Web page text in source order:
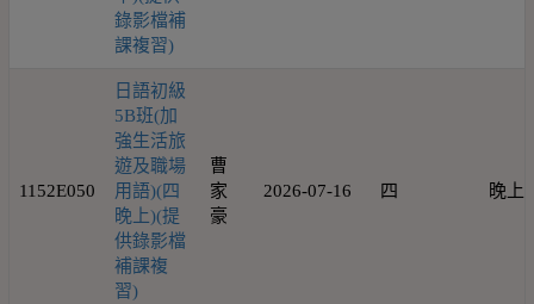
錄影檔補
課複習)
1152E050
日語初級
5B班(加
強生活旅
遊及職場
用語)(四
晚上)(提
供錄影檔
補課複
習)
曹
家
豪
2026-07-16 四 晚上